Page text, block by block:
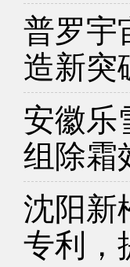
普罗宇
造新突
安徽乐
组除霜
沈阳新
专利，